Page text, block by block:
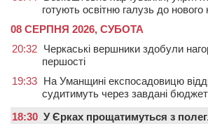
готують освітню галузь до нового
08 СЕРПНЯ 2026, СУБОТА
20:32 Черкаські вершники здобули
першості
19:33 На Уманщині експосадовицю
судитимуть через завдані
18:30 У Єрках прощатимуться з